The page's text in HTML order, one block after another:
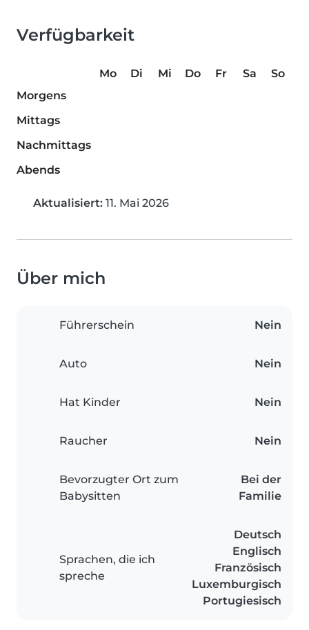
Verfügbarkeit
Mo Di Mi Do Fr Sa
So
Morgens
Mittags
Nachmittags
Abends
Aktualisiert: 11. Mai 2026
Über mich
Führerschein Nein
Auto Nein
Hat Kinder Nein
Raucher Nein
Bevorzugter Ort zum
Babysitten
Bei der
Familie
Sprachen, die ich
spreche
Deutsch
Englisch
Französisch
Luxemburgisch
Portugiesisch